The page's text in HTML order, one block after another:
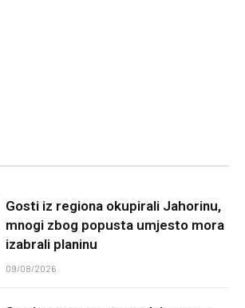
Gosti iz regiona okupirali Jahorinu,
mnogi zbog popusta umjesto mora
izabrali planinu
09/08/2026